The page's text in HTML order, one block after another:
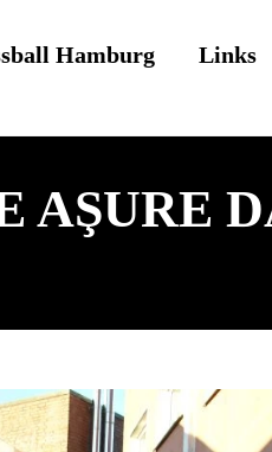
Hamburg Links
AŞURE